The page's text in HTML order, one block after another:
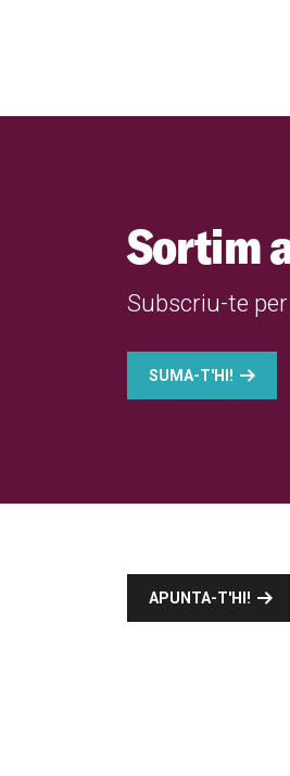
Sortim
Subscriu-te
SUMA-T'HI!
APUNTA-T'HI!